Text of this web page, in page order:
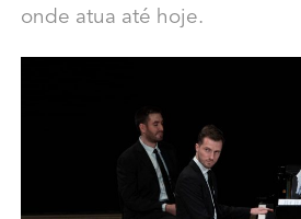
onde atua até hoje.